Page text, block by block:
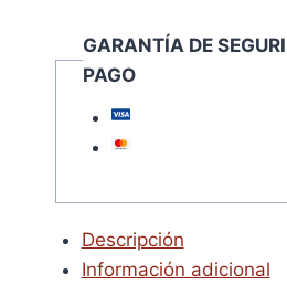
GARANTÍA DE
PAGO
Descripción
Información adicional